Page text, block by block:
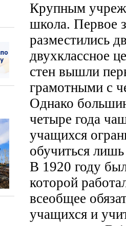
Крупным
школа. Первое
разместились
двухклассное
стен вышли
грамотными с
Однако
четыре года
учащихся
обучиться
В 1920 году
которой
всеобщее
учащихся и